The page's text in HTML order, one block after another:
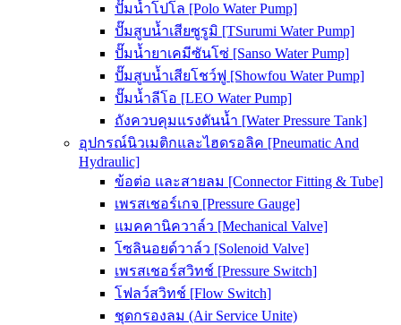
ปั๊มน้ำโปโล [Polo Water Pump]
ปั๊มสูบน้ำเสียซูรูมิ [TSurumi Water Pump]
ปั๊มน้ำยาเคมีซันโซ่ [Sanso Water Pump]
ปั๊มสูบน้ำเสียโชว์ฟู [Showfou Water Pump]
ปั๊มน้ำลีโอ [LEO Water Pump]
ถังควบคุมแรงดันน้ำ [Water Pressure Tank]
อุปกรณ์นิวเมติกและไฮดรอลิค [Pneumatic And
Hydraulic]
ข้อต่อ และสายลม [Connector Fitting & Tube]
เพรสเชอร์เกจ [Pressure Gauge]
แมคคานิควาล์ว [Mechanical Valve]
โซลินอยด์วาล์ว [Solenoid Valve]
เพรสเชอร์สวิทช์ [Pressure Switch]
โฟลว์สวิทช์ [Flow Switch]
ชุดกรองลม (Air Service Unite)